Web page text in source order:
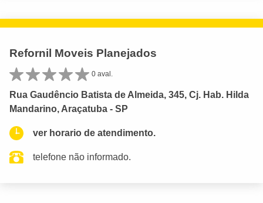
Refornil Moveis Planejados
0 aval.
Rua Gaudêncio Batista de Almeida, 345, Cj. Hab. Hilda
Mandarino, Araçatuba - SP
ver horario de atendimento.
telefone não informado.